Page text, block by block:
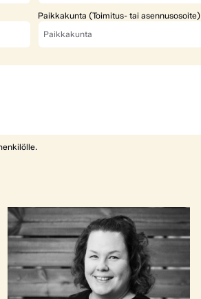
Paikkakunta (Toimitus- tai asennusosoite)